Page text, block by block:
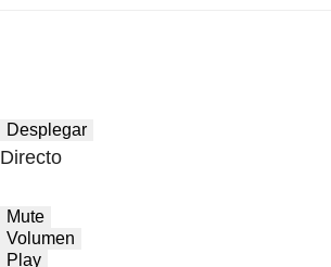
Desplegar
Directo
Mute
Volumen
Play